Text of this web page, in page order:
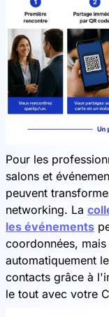
Pour les
salons et
peuvent
networking. La
les événements
coordonnées,
automatiquement
contacts grâce à
le tout avec votre